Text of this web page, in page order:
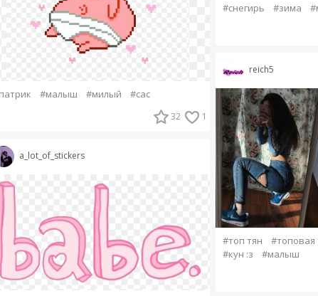
#малыш #милый #сас
32 1
a_lot_of_stickers
#снегирь #зима
reich5
#топ тян #топовая
#кун :з
#малыш